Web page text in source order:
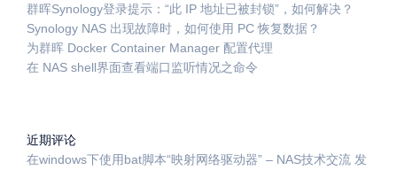
群晖Synology登录提示：“此 IP 地址已被封锁”，如何解决？
Synology NAS 出现故障时，如何使用 PC 恢复数据？
为群晖 Docker Container Manager 配置代理
在 NAS shell界面查看端口监听情况之命令
近期评论
在windows下使用bat脚本“映射网络驱动器” – NAS技术交流 发